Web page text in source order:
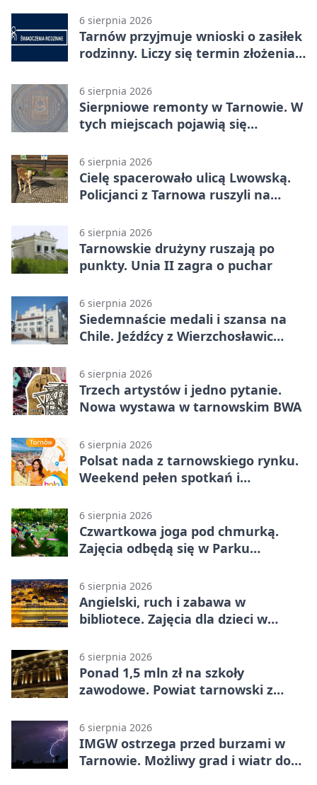
6 sierpnia 2026
Tarnów przyjmuje wnioski o zasiłek
rodzinny. Liczy się termin złożenia
6 sierpnia 2026
Sierpniowe remonty w Tarnowie. W
tych miejscach pojawią się
6 sierpnia 2026
Cielę spacerowało ulicą Lwowską.
Policjanci z Tarnowa ruszyli na
6 sierpnia 2026
Tarnowskie drużyny ruszają po
punkty. Unia II zagra o puchar
6 sierpnia 2026
Siedemnaście medali i szansa na
Chile. Jeźdźcy z Wierzchosławic
6 sierpnia 2026
Trzech artystów i jedno pytanie.
Nowa wystawa w tarnowskim BWA
6 sierpnia 2026
Polsat nada z tarnowskiego rynku.
Weekend pełen spotkań i
6 sierpnia 2026
Czwartkowa joga pod chmurką.
Zajęcia odbędą się w Parku
6 sierpnia 2026
Angielski, ruch i zabawa w
bibliotece. Zajęcia dla dzieci w
6 sierpnia 2026
Ponad 1,5 mln zł na szkoły
zawodowe. Powiat tarnowski z
6 sierpnia 2026
IMGW ostrzega przed burzami w
Tarnowie. Możliwy grad i wiatr do